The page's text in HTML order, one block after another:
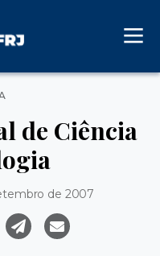
de Ciência
de 2007